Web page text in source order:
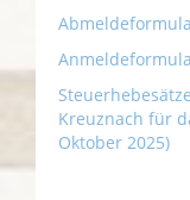
Kreuznach für
Oktober 2025)